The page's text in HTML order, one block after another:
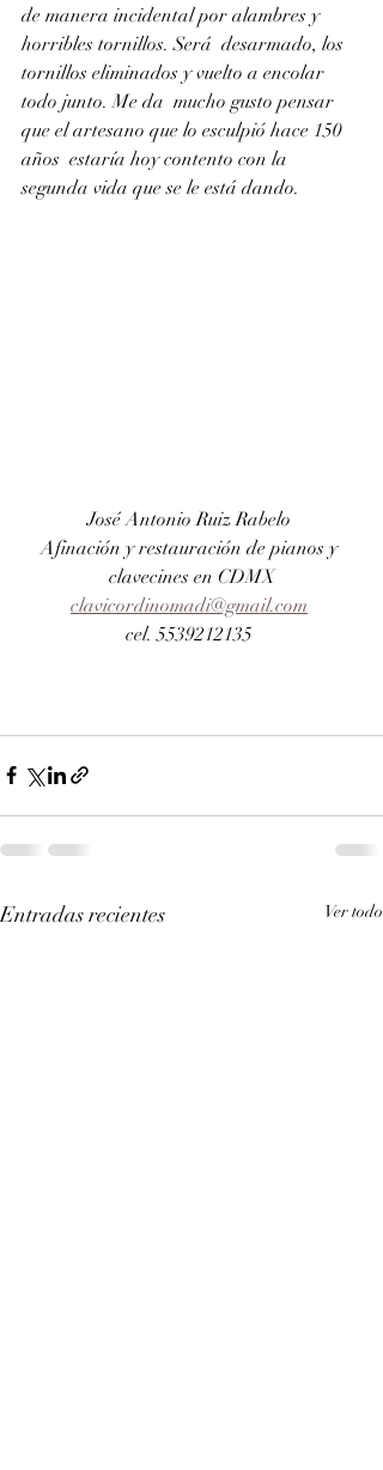
de manera incidental por alambres y
horribles tornillos. Será  desarmado, los
tornillos eliminados y vuelto a encolar
todo junto. Me da  mucho gusto pensar
que el artesano que lo esculpió hace 150
años  estaría hoy contento con la
segunda vida que se le está dando.
José Antonio Ruiz Rabelo
Afinación y restauración de pianos y
clavecines en CDMX
clavicordinomadi@gmail.com
cel. 5539212135
Entradas recientes Ver todo